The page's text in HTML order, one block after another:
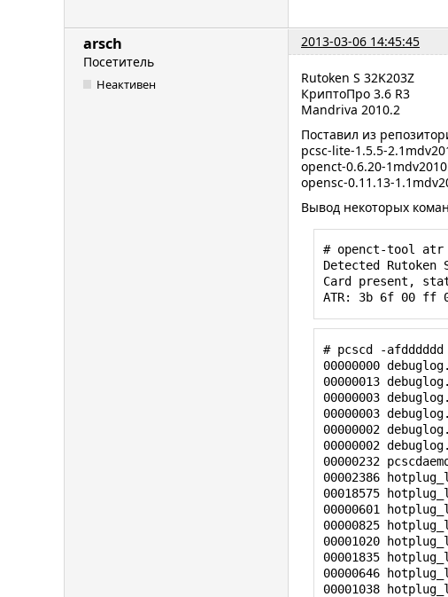
arsch
2013-03-06 14:45:45
Посетитель
Неактивен
Rutoken S 32K203Z
КриптоПро 3.6 R3
Mandriva 2010.2
Поставил из
pcsc-lite-1.5.5-
openct-0.6.20-
opensc-0.11.13-
Вывод некоторых
# openct-tool atr
Detected Rutoken
Card present,
ATR: 3b 6f 00 ff
# pcscd -afdddddd
00000000
00000013
00000003
00000003
00000002
00000002
00000232
00002386
00018575
00000601
00000825
00001020
00001835
00000646
00001038